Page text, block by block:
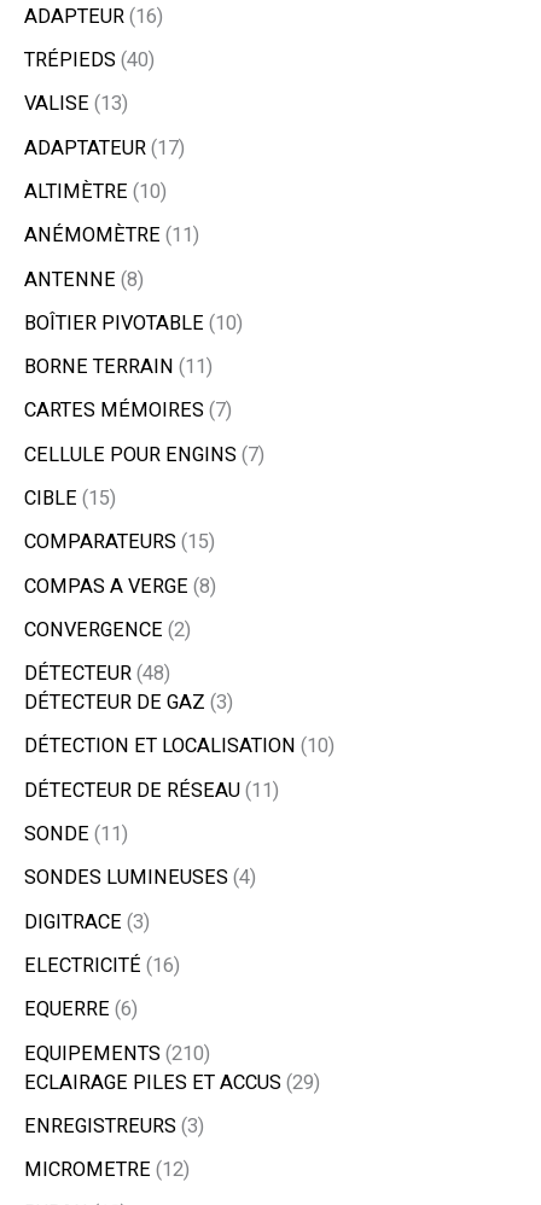
ADAPTEUR 16
TRÉPIEDS 40
VALISE 13
ADAPTATEUR 17
ALTIMÈTRE 10
ANÉMOMÈTRE 11
ANTENNE 8
BOÎTIER PIVOTABLE 10
BORNE TERRAIN 11
CARTES MÉMOIRES 7
CELLULE POUR ENGINS 7
CIBLE 15
COMPARATEURS 15
COMPAS A VERGE 8
CONVERGENCE 2
DÉTECTEUR 48
DÉTECTEUR DE GAZ 3
DÉTECTION ET LOCALISATION
10
DÉTECTEUR DE RÉSEAU 11
SONDE 11
SONDES LUMINEUSES 4
DIGITRACE 3
ELECTRICITÉ 16
EQUERRE 6
EQUIPEMENTS 210
ECLAIRAGE PILES ET ACCUS 29
ENREGISTREURS 3
MICROMETRE 12